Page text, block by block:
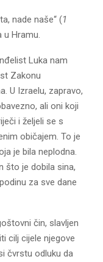
nade naše“ (1
Hramu.
Luka nam
Zakonu
U Izraelu, zapravo,
ali oni koji
i željeli se s
običajem. To je
je bila neplodna.
što je dobila sina,
za sve dane
čin, slavljen
cilj cijele njegove
čvrstu odluku da